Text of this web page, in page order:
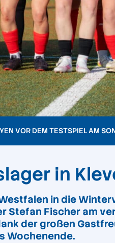
VOR DEM TESTSPIEL AM
in
n in die
Stefan Fischer am
der großen
Wochenende.